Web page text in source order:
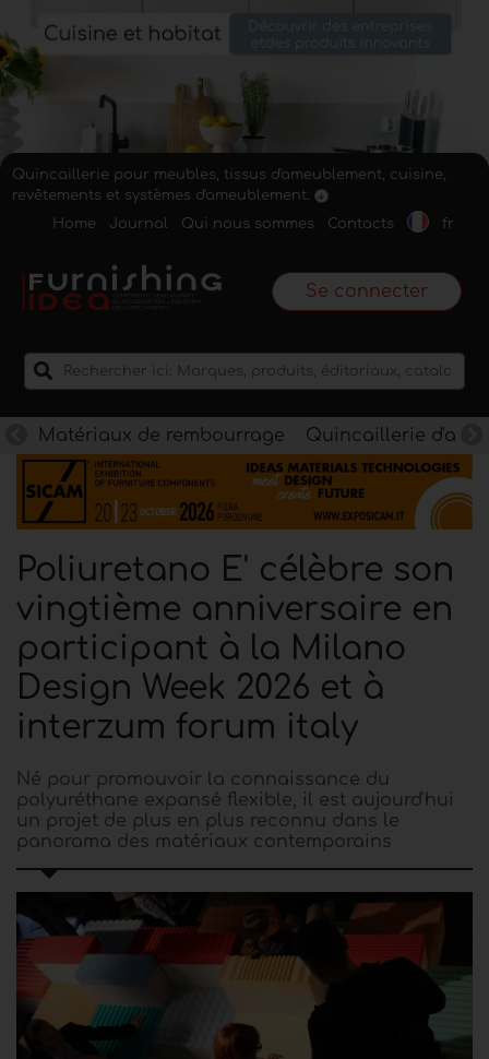
Quincaillerie pour meubles, tissus d'ameublement, cuisine,
revêtements et systèmes d'ameublement.
Home
Journal Qui nous sommes Contacts fr
Se connecter
Matériaux de rembourrage Quincaillerie
Poliuretano E' célèbre son
vingtième anniversaire en
participant à la Milano
Design Week 2026 et à
interzum forum italy
Né pour promouvoir la connaissance du
polyuréthane expansé flexible, il est aujourd'hui
un projet de plus en plus reconnu dans le
panorama des matériaux contemporains